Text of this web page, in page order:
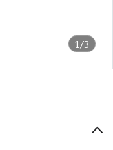
1/3